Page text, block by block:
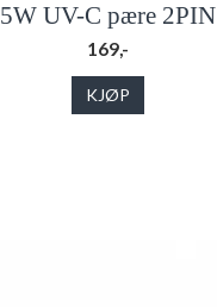
5W UV-C pære 2PIN
169,-
KJØP